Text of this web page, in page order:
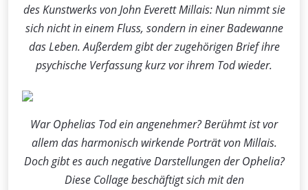
des Kunstwerks von John Everett Millais: Nun nimmt sie
sich nicht in einem Fluss, sondern in einer Badewanne
das Leben. Außerdem gibt der zugehörigen Brief ihre
psychische Verfassung kurz vor ihrem Tod wieder.
War Ophelias Tod ein angenehmer? Berühmt ist vor
allem das harmonisch wirkende Porträt von Millais.
Doch gibt es auch negative Darstellungen der Ophelia?
Diese Collage beschäftigt sich mit den